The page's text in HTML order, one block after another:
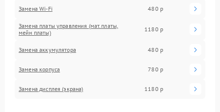
Замена Wi-Fi 480 р
Замена платы управления (мат.платы,
мейн платы)
1180 р
Замена аккумулятора 480 р
Замена корпуса 780 р
Замена дисплея (экрана) 1180 р